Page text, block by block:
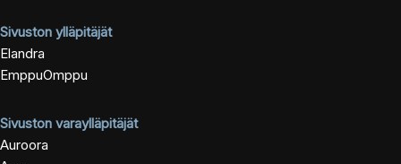
Sivuston ylläpitäjät
Elandra
EmppuOmppu
Sivuston varaylläpitäjät
Auroora